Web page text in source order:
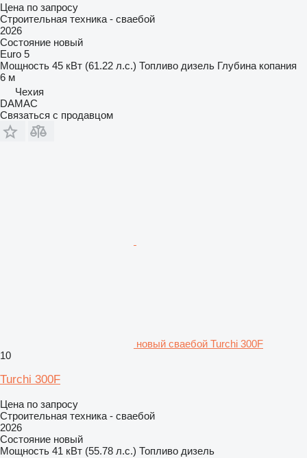
Цена по запросу
Строительная техника - сваебой
2026
Состояние новый
Euro 5
Мощность 45 кВт (61.22 л.с.) Топливо дизель Глубина копания
6 м
Чехия
DAMAC
Связаться с продавцом
новый сваебой Turchi 300F
10
Turchi 300F
Цена по запросу
Строительная техника - сваебой
2026
Состояние новый
Мощность 41 кВт (55.78 л.с.) Топливо дизель